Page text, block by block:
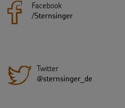
Facebook
/Sternsinger
Twitter
@sternsinger_de